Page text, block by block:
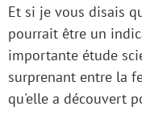
Et si je vous disais
pourrait être un
importante étude
surprenant entre la
qu'elle a découvert